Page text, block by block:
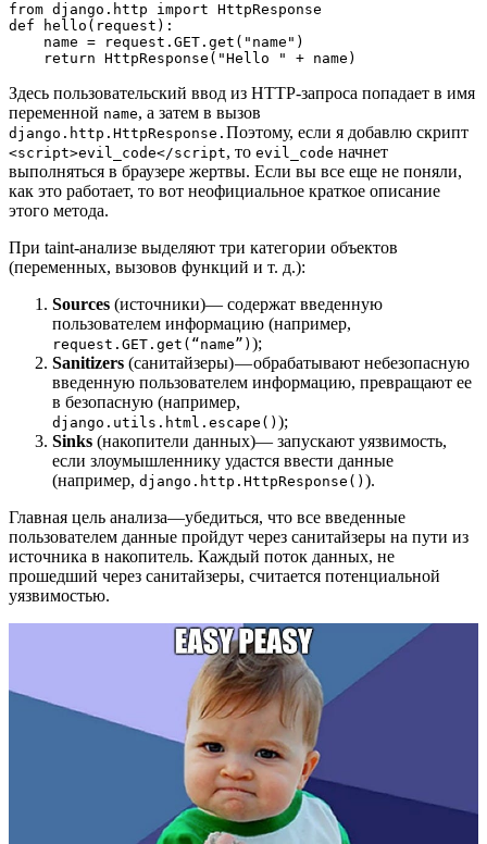
from django.http import HttpResponse
def hello(request):
    return HttpResponse("Hello " + name)
Здесь пользовательский ввод из HTTP-запроса попадает в имя
переменной name, а затем в вызов
django.http.HttpResponse. Поэтому, если я добавлю скрипт
<script>evil_code</script, то evil_code начнет
выполняться в браузере жертвы. Если вы все еще не поняли,
как это работает, то вот неофициальное краткое описание
этого метода.
При taint-анализе выделяют три категории объектов
(переменных, вызовов функций и т. д.):
Sources (источники)— содержат введенную
пользователем информацию (например,
request.GET.get(“name”) );
Sanitizers (санитайзеры) — обрабатывают небезопасную
введенную пользователем информацию, превращают ее
в безопасную (например,
django.utils.html.escape() );
Sinks (накопители данных)— запускают уязвимость,
если злоумышленнику удастся ввести данные
(например, django.http.HttpResponse() ).
Главная цель анализа—убедиться, что все введенные
пользователем данные пройдут через санитайзеры на пути из
источника в накопитель. Каждый поток данных, не
прошедший через санитайзеры, считается потенциальной
уязвимостью.